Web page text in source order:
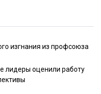
изгнания из профсоюза
лидеры оценили работу